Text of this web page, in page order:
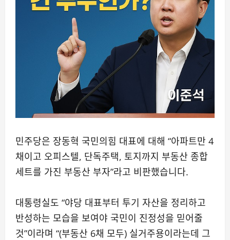
민주당은 장동혁 국민의힘 대표에 대해 “아파트만 4
채이고 오피스텔, 단독주택, 토지까지 부동산 종합
세트를 가진 부동산 부자”라고 비판했습니다.
대통령실도 “야당 대표부터 투기 자산을 정리하고
반성하는 모습을 보여야 국민이 진정성을 믿어줄
것”이라며 “(부동산 6채 모두) 실거주용이라는데 그